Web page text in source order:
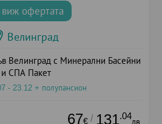
виж офертата
Велинград
Велинград с Минерални Басейни
и СПА Пакет
- 23.12 + полупансион
67€ / 131.04
лв.